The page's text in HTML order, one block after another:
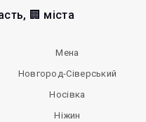
🏢 міста
Мена
Новгород-Сіверський
Носівка
Ніжин